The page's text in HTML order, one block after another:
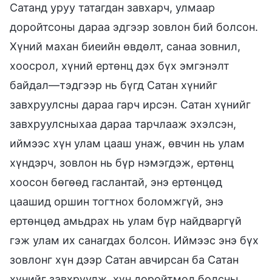
Сатанд уруу татагдан завхарч, улмаар
доройтсоны дараа эдгээр зовлон бий болсон.
Хүний махан биеийн өвдөлт, санаа зовнил,
хоосрол, хүний ертөнц дэх бүх эмгэнэлт
байдал—тэдгээр нь бүгд Сатан хүнийг
завхруулсны дараа гарч ирсэн. Сатан хүнийг
завхруулсныхаа дараа тарчлааж эхэлсэн,
иймээс хүн улам цааш унаж, өвчин нь улам
хүндэрч, зовлон нь бүр нэмэгдэж, ертөнц
хоосон бөгөөд гаслантай, энэ ертөнцөд
цаашид оршин тогтнох боломжгүй, энэ
ертөнцөд амьдрах нь улам бүр найдваргүй
гэж улам их санагдах болсон. Иймээс энэ бүх
зовлонг хүн дээр Сатан авчирсан ба Сатан